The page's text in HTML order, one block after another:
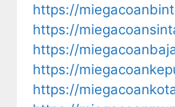
https://
https://
https://
https://
https://